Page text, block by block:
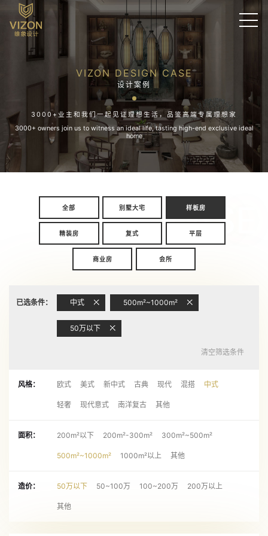
VIZON DESIGN CASE
设计案例
3000+业主和我们一起见证理想生活，品鉴高端专属理想家
3000+ owners join us to witness an ideal life, tasting high-end exclusive ideal
home
CASE
全部 别墅大宅 样板房
精装房 复式 平层
商业房 会所
已选条件： 中式 500m²~1000m²
50万以下
清空筛选条件
风格： 欧式 美式 新中式 古典 现代 混搭 中式
轻奢 现代意式 南洋复古 其他
面积： 200m²以下 200m²-300m² 300m²~500m²
500m²~1000m² 1000m²以上 其他
造价： 50万以下 50~100万 100~200万 200万以上
其他